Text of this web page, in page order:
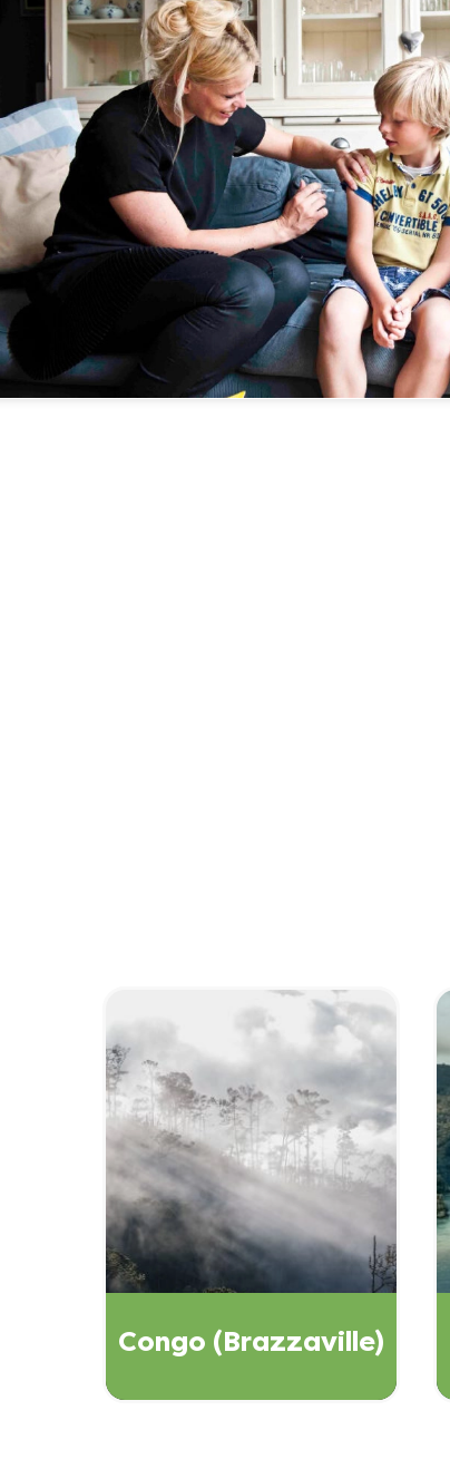
Congo (Brazzaville)